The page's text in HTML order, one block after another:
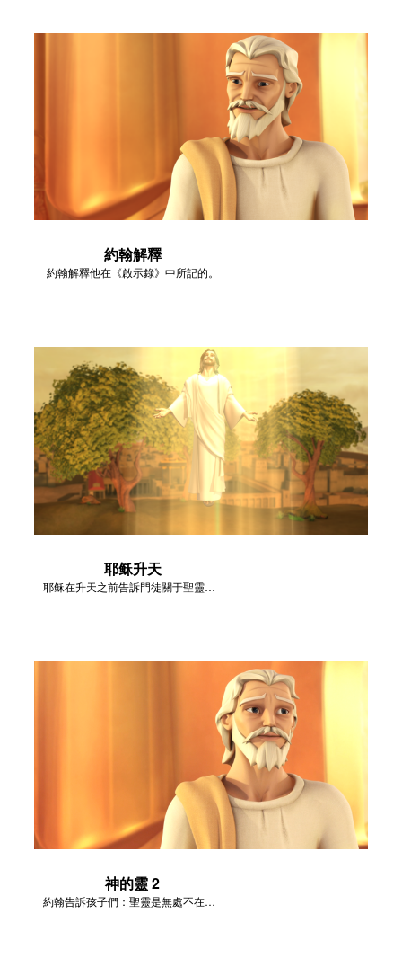
約翰解釋
約翰解釋他在《啟示錄》中所記的。
耶稣升天
耶稣在升天之前告訴門徒關于聖靈的事情。
神的靈 2
約翰告訴孩子們：聖靈是無處不在的，并且聖靈會引導人、使人明白屬神的事。